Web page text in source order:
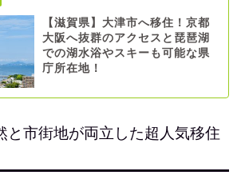
【滋賀県】大津市へ移住！京都
大阪へ抜群のアクセスと琵琶湖
での湖水浴やスキーも可能な県
庁所在地！
と市街地が両立した超人気移住